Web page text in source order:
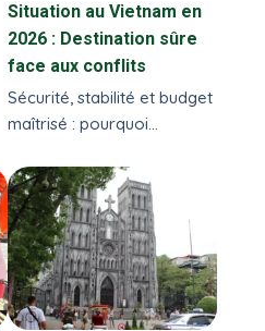
Situation au Vietnam en
2026 : Destination sûre
face aux conflits
Sécurité, stabilité et budget
maîtrisé : pourquoi
un choix rassurant en 2026
?